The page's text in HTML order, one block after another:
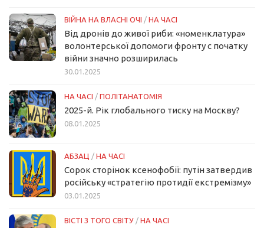
ВІЙНА НА ВЛАСНІ ОЧІ / НА ЧАСІ
Від дронів до живої риби: «номенклатура»
волонтерської допомоги фронту с початку
війни значно розширилась
30.01.2025
НА ЧАСІ / ПОЛІТАНАТОМІЯ
2025-й. Рік глобального тиску на Москву?
08.01.2025
АБЗАЦ / НА ЧАСІ
Сорок сторінок ксенофобії: путін затвердив
російську «стратегію протидії екстремізму»
03.01.2025
ВІСТІ З ТОГО СВІТУ / НА ЧАСІ